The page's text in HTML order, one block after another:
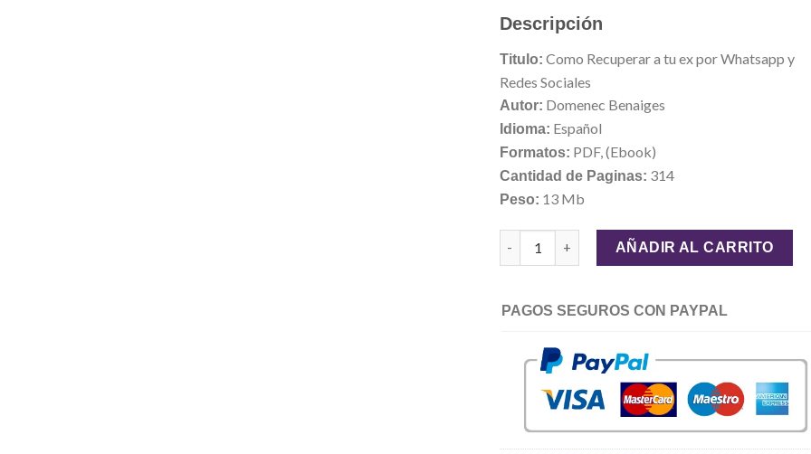
Descripción
Titulo: Como Recuperar a tu ex por Whatsapp y
Redes Sociales
Autor: Domenec Benaiges
Idioma: Español
Formatos: PDF, (Ebook)
Cantidad de Paginas: 314
Peso: 13 Mb
Como Recuperar a tu ex por Whatsapp y Redes
AÑADIR AL CARRITO
PAGOS SEGUROS CON PAYPAL